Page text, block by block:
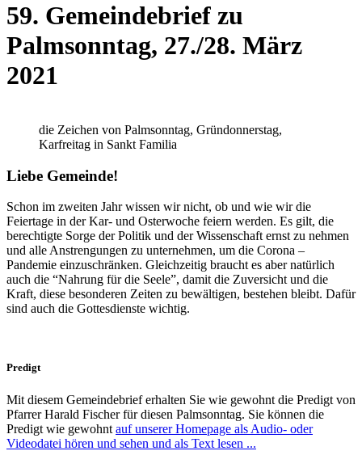
59. Gemeindebrief zu
Palmsonntag, 27./28. März
2021
die Zeichen von Palmsonntag, Gründonnerstag,
Karfreitag in Sankt Familia
Liebe Gemeinde!
Schon im zweiten Jahr wissen wir nicht, ob und wie wir die
Feiertage in der Kar- und Osterwoche feiern werden. Es gilt, die
berechtigte Sorge der Politik und der Wissenschaft ernst zu nehmen
und alle Anstrengungen zu unternehmen, um die Corona –
Pandemie einzuschränken. Gleichzeitig braucht es aber natürlich
auch die “Nahrung für die Seele”, damit die Zuversicht und die
Kraft, diese besonderen Zeiten zu bewältigen, bestehen bleibt. Dafür
sind auch die Gottesdienste wichtig.
Predigt
Mit diesem Gemeindebrief erhalten Sie wie gewohnt die Predigt von
Pfarrer Harald Fischer für diesen Palmsonntag. Sie können die
Predigt wie gewohnt auf unserer Homepage als Audio- oder
Videodatei hören und sehen und als Text lesen ...